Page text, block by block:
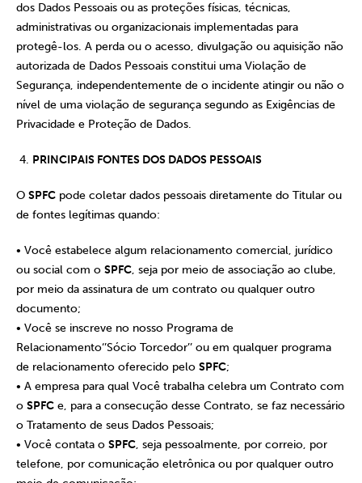
dos Dados Pessoais ou as proteções físicas, técnicas,
administrativas ou organizacionais implementadas para
protegê-los. A perda ou o acesso, divulgação ou aquisição não
autorizada de Dados Pessoais constitui uma Violação de
Segurança, independentemente de o incidente atingir ou não o
nível de uma violação de segurança segundo as Exigências de
Privacidade e Proteção de Dados.
PRINCIPAIS FONTES DOS DADOS PESSOAIS
O SPFC pode coletar dados pessoais diretamente do Titular ou
de fontes legítimas quando:
• Você estabelece algum relacionamento comercial, jurídico
ou social com o SPFC, seja por meio de associação ao clube,
por meio da assinatura de um contrato ou qualquer outro
documento;
• Você se inscreve no nosso Programa de
Relacionamento‘’Sócio Torcedor’’ ou em qualquer programa
de relacionamento oferecido pelo SPFC;
• A empresa para qual Você trabalha celebra um Contrato com
o SPFC e, para a consecução desse Contrato, se faz necessário
o Tratamento de seus Dados Pessoais;
• Você contata o SPFC, seja pessoalmente, por correio, por
telefone, por comunicação eletrônica ou por qualquer outro